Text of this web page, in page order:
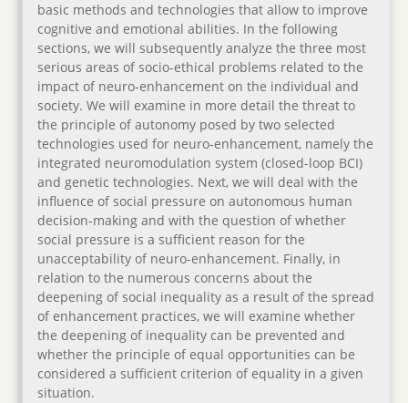
basic methods and technologies that allow to improve
cognitive and emotional abilities. In the following
sections, we will subsequently analyze the three most
serious areas of socio-ethical problems related to the
impact of neuro-enhancement on the individual and
society. We will examine in more detail the threat to
the principle of autonomy posed by two selected
technologies used for neuro-enhancement, namely the
integrated neuromodulation system (closed-loop BCI)
and genetic technologies. Next, we will deal with the
influence of social pressure on autonomous human
decision-making and with the question of whether
social pressure is a sufficient reason for the
unacceptability of neuro-enhancement. Finally, in
relation to the numerous concerns about the
deepening of social inequality as a result of the spread
of enhancement practices, we will examine whether
the deepening of inequality can be prevented and
whether the principle of equal opportunities can be
considered a sufficient criterion of equality in a given
situation.